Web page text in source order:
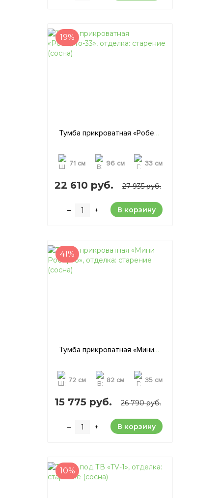
19%
Тумба прикроватная «Роберто-33», отделка: старение (сосна)
71 см 96 см 33 см
22 610 руб. 27 935 руб.
– + В корзину
41%
Тумба прикроватная «Мини Роберто», отделка: старение (сосна)
72 см 82 см 35 см
15 775 руб. 26 790 руб.
– + В корзину
10%